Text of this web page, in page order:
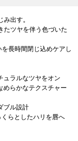
出す。
たツヤを伴う色づいた
長時間閉じ込めケアし
ュラルなツヤをオン
めらかなテクスチャー
ブル設計
らとしたハリを唇へ